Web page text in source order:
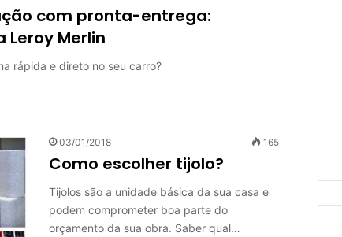
com pronta-entrega:
Merlin
rápida e direto no seu carro?
03/01/2018 165
Como escolher tijolo?
Tijolos são a unidade básica da sua casa e
podem comprometer boa parte do
orçamento da sua obra. Saber qual…